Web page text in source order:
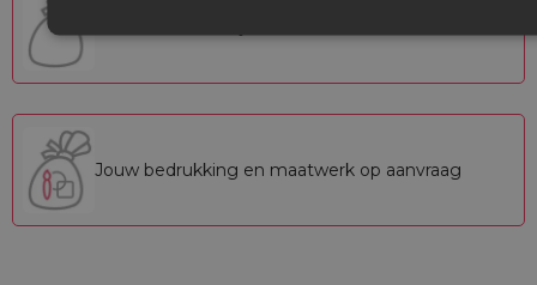
Jouw bedrukking en maatwerk op aanvraag